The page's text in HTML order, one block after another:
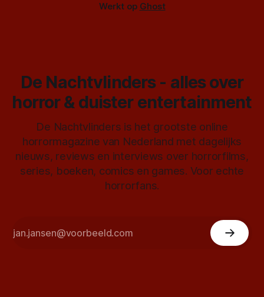
Werkt op Ghost
De Nachtvlinders - alles over
horror & duister entertainment
De Nachtvlinders is het grootste online
horrormagazine van Nederland met dagelijks
nieuws, reviews en interviews over horrorfilms,
series, boeken, comics en games. Voor echte
horrorfans.